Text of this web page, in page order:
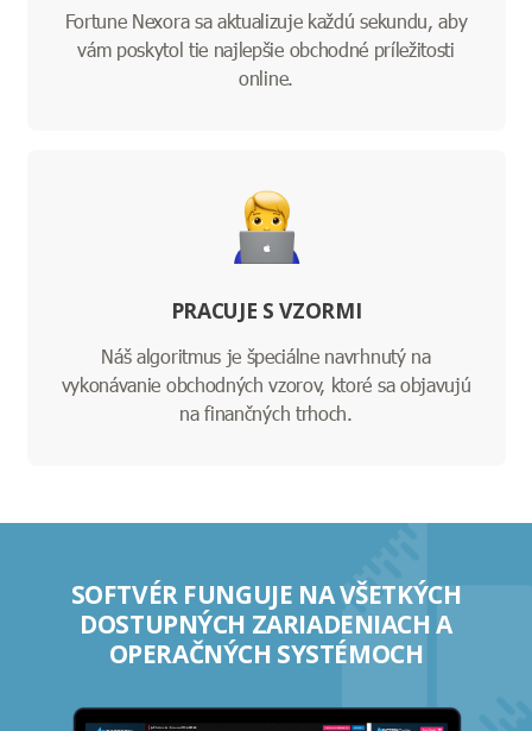
Fortune Nexora sa aktualizuje každú sekundu, aby
vám poskytol tie najlepšie obchodné príležitosti
online.
PRACUJE S VZORMI
Náš algoritmus je špeciálne navrhnutý na
vykonávanie obchodných vzorov, ktoré sa objavujú
na finančných trhoch.
SOFTVÉR FUNGUJE NA VŠETKÝCH
DOSTUPNÝCH ZARIADENIACH A
OPERAČNÝCH SYSTÉMOCH